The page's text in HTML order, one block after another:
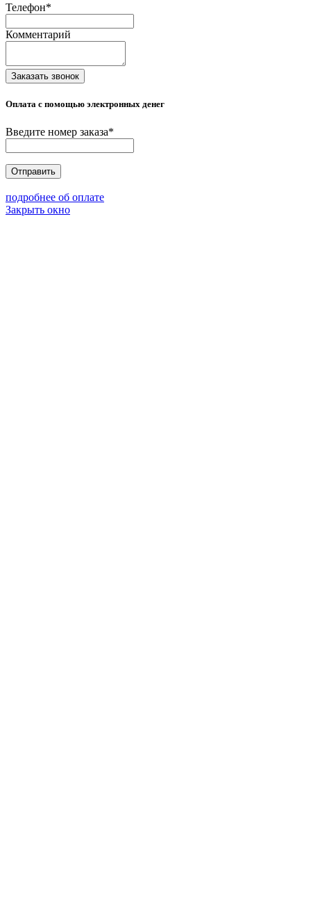
Телефон*
Комментарий
Заказать звонок
Оплата с помощью электронных денег
Введите номер заказа*
Отправить
подробнее об оплате
Закрыть окно